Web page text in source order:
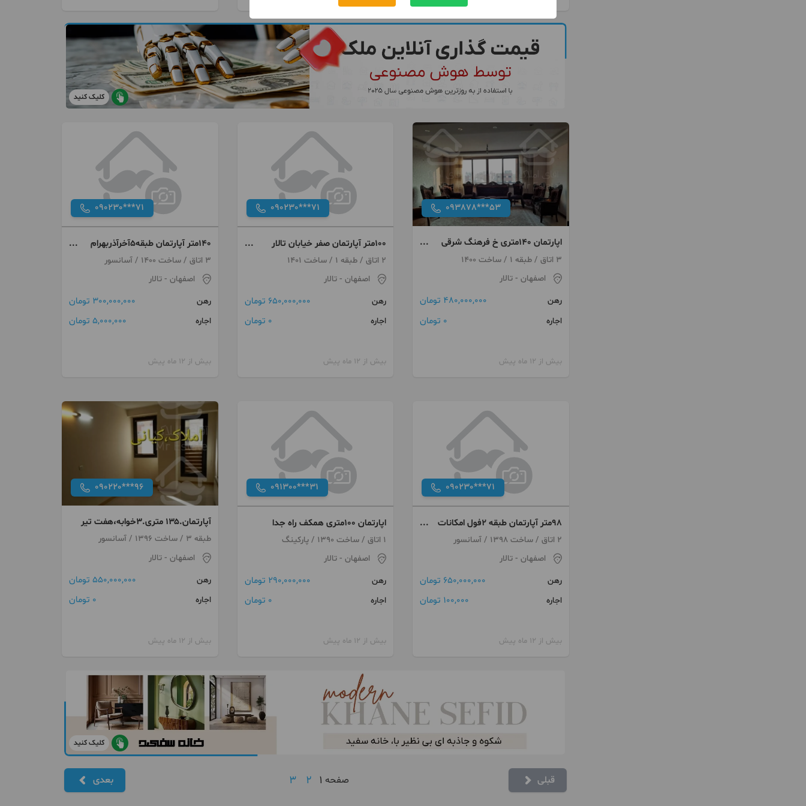
کلیک کنید
093878***53
اپارتمان ۱۴۰متری خ فرهنگ شرقی
مجتمع بهمن
3 اتاق / طبقه 1 / ساخت 1400
اصفهان - تالار
رهن
480,000,000 تومان
اجاره 0 تومان
بیش از 12 ماه پیش
090230***71
۱۰۰متر آپارتمان صفر خیابان تالار
نبش صافی اصفهانی
2 اتاق / طبقه 1 / ساخت 1401
اصفهان- تالار
رهن
650,000,000 تومان
اجاره 0 تومان
بیش از 12 ماه پیش
090230***71
۱۴۰متر آپارتمان طبقه۵آخرآذربهرام
کنارگذراتوبان
3 اتاق / ساخت 1400 / آسانسور
اصفهان - تالار
رهن
300,000,000 تومان
اجاره 5,000,000 تومان
بیش از 12 ماه پیش
090230***71
۹۸متر آپارتمان طبقه ۲فول امکانات
خیابان خواجه عمید
2 اتاق / ساخت 1398 / آسانسور
اصفهان - تالار
رهن
650,000,000 تومان
اجاره 100,000 تومان
بیش از 12 ماه پیش
091300***31
اپارتمان ۱۰۰متری همکف راه جدا
1 اتاق / ساخت 1390 / پارکینگ
اصفهان- تالار
رهن
290,000,000 تومان
اجاره 0 تومان
بیش از 12 ماه پیش
090220***96
آپارتمان.۱۳۵ متری.۳خوابه،هفت تیر
طبقه 3 / ساخت 1396 / آسانسور
اصفهان - تالار
رهن
550,000,000 تومان
اجاره 0 تومان
بیش از 12 ماه پیش
کلیک کنید
قبلی صفحه 1
2
3 بعدی